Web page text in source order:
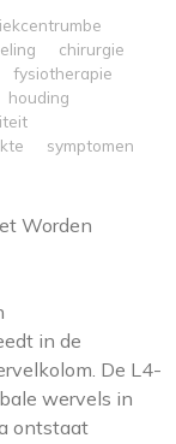
chirurgie
fysiotherapie
houding
symptomen
Worden
in de
De L4-
wervels in
ontstaat